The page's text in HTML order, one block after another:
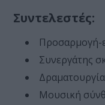
Συντελεστές:
Προσαρμογή-
Συνεργάτης
Μουσική